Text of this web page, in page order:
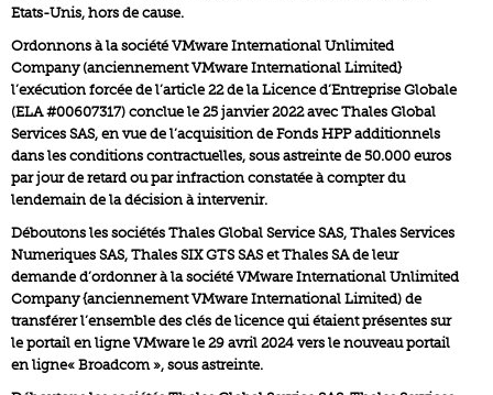
Etats-Unis, hors de cause.
Ordonnons à la société VMware International Unlimited
Company (anciennement VMware International Limited}
l’exécution forcée de l’article 22 de la Licence d’Entreprise Globale
(ELA #00607317) conclue le 25 janvier 2022 avec Thales Global
Services SAS, en vue de l’acquisition de Fonds HPP additionnels
dans les conditions contractuelles, sous astreinte de 50.000 euros
par jour de retard ou par infraction constatée à compter du
lendemain de la décision à intervenir.
Déboutons les sociétés Thales Global Service SAS, Thales Services
Numeriques SAS, Thales SIX GTS SAS et Thales SA de leur
demande d’ordonner à la société VMware International Unlimited
Company {anciennement VMware International Limited) de
transférer l’ensemble des clés de licence qui étaient présentes sur
le portail en ligne VMware le 29 avril 2024 vers le nouveau portail
en ligne« Broadcom », sous astreinte.